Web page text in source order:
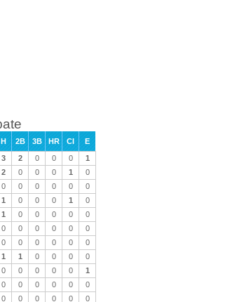
H 2B 3B HR CI
E
3 2 0 0 0
1
2 0 0 0 1
0
0 0 0 0 0
0
1 0 0 0 1
0
1 0 0 0 0
0
0 0 0 0 0
0
0 0 0 0 0
0
1 1 0 0 0
0
0 0 0 0 0
1
0 0 0 0 0
0
0 0 0 0 0
0